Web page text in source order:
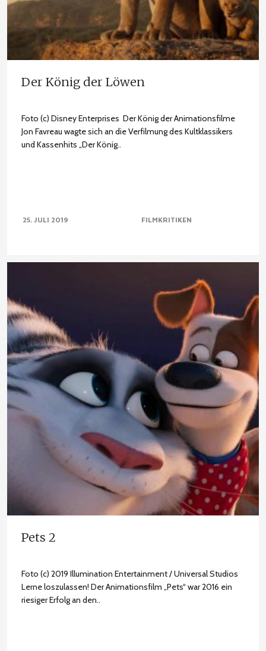
Der König der Löwen
Foto (c) Disney Enterprises Der König der Animationsfilme
Jon Favreau wagte sich an die Verfilmung des Kultklassikers
und Kassenhits „Der König..
25. JULI 2019 FILMKRITIKEN
Pets 2
Foto (c) 2019 Illumination Entertainment / Universal Studios
Lerne loszulassen! Der Animationsfilm „Pets“ war 2016 ein
riesiger Erfolg an den..